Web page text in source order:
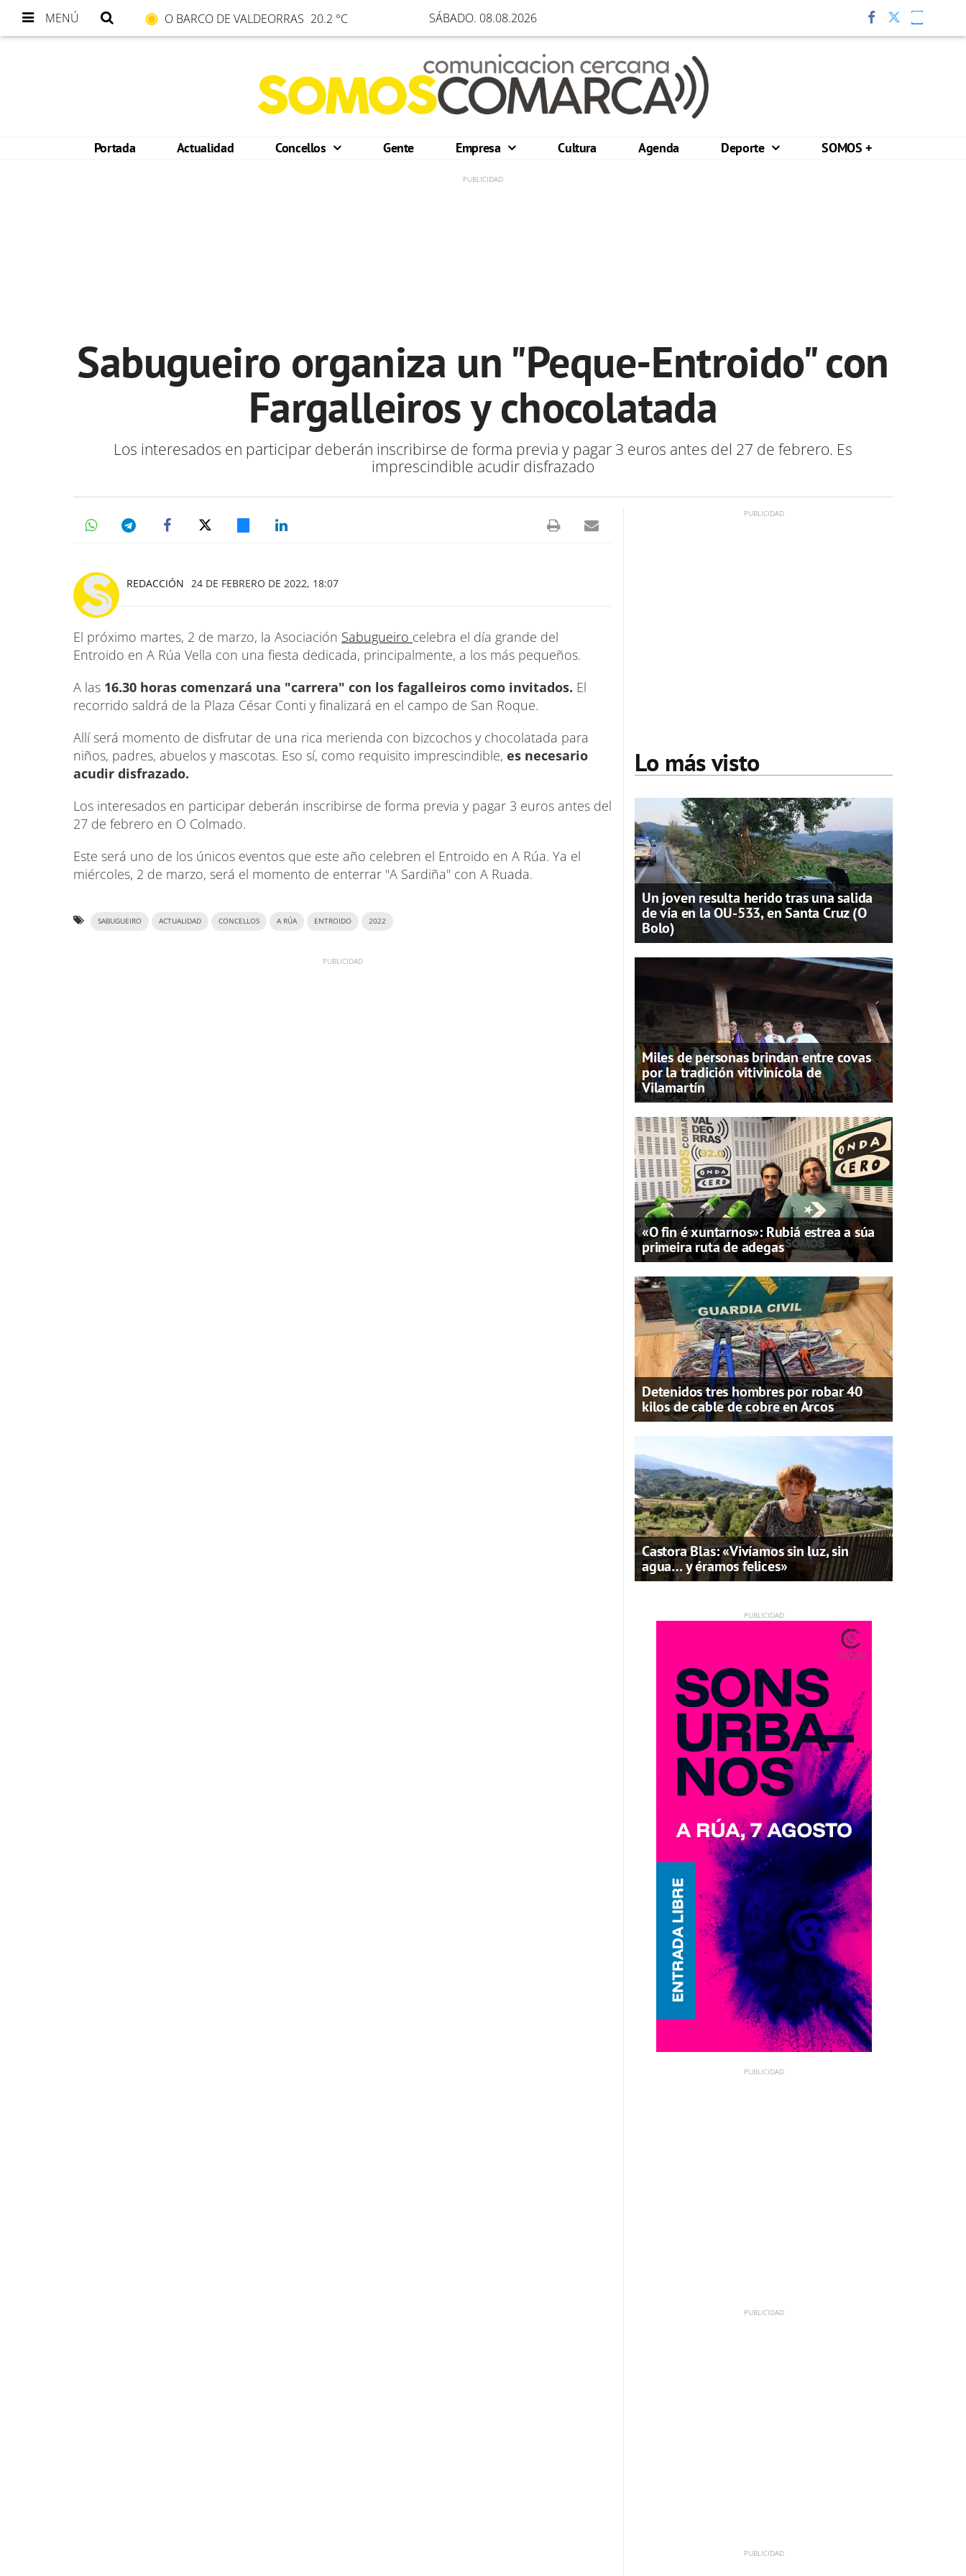
MENÚ O BARCO DE VALDEORRAS 20.2 °C SÁBADO. 08.08.2026
Portada Actualidad Concellos Gente Empresa Cultura Agenda Deporte SOMOS +
Sabugueiro organiza un "Peque-Entroido" con
Fargalleiros y chocolatada
Los interesados en participar deberán inscribirse de forma previa y pagar 3 euros antes del 27 de febrero. Es
imprescindible acudir disfrazado
REDACCIÓN 24 DE FEBRERO DE 2022, 18:07
El próximo martes, 2 de marzo, la Asociación Sabugueiro celebra el día grande del
Entroido en A Rúa Vella con una fiesta dedicada, principalmente, a los más pequeños.
A las 16.30 horas comenzará una "carrera" con los fagalleiros como invitados. El
recorrido saldrá de la Plaza César Conti y finalizará en el campo de San Roque.
Allí será momento de disfrutar de una rica merienda con bizcochos y chocolatada para
niños, padres, abuelos y mascotas. Eso sí, como requisito imprescindible, es necesario
acudir disfrazado.
Los interesados en participar deberán inscribirse de forma previa y pagar 3 euros antes del
27 de febrero en O Colmado.
Este será uno de los únicos eventos que este año celebren el Entroido en A Rúa. Ya el
miércoles, 2 de marzo, será el momento de enterrar "A Sardiña" con A Ruada.
SABUGUEIRO ACTUALIDAD CONCELLOS A RÚA ENTROIDO 2022
Lo más visto
Un joven resulta herido tras una salida
de vía en la OU-533, en Santa Cruz (O
Bolo)
Miles de personas brindan entre covas
por la tradición vitivinícola de
Vilamartín
«O fin é xuntarnos»: Rubiá estrea a súa
primeira ruta de adegas
Detenidos tres hombres por robar 40
kilos de cable de cobre en Arcos
Castora Blas: «Vivíamos sin luz, sin
agua… y éramos felices»